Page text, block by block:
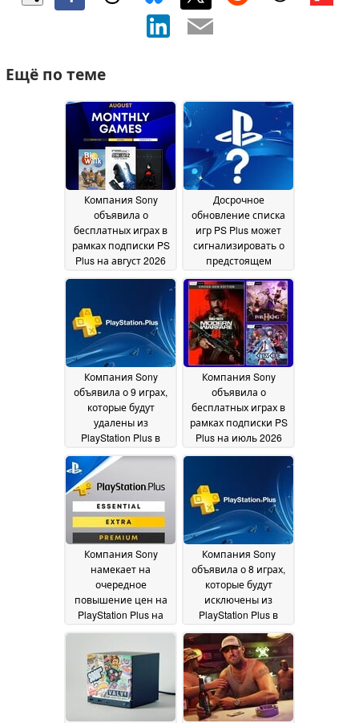
Ещё по теме
Компания Sony
объявила о
бесплатных играх в
рамках подписки PS
Plus на август 2026
года29 July 2026
Досрочное
обновление списка
игр PS Plus может
сигнализировать о
предстоящем
выпуске PlayStation
State of Play или
новостях,
касающихся дисков
для PS529 July 2026
Компания Sony
объявила о 9 играх,
которые будут
удалены из
PlayStation Plus в
августе 2026 года26
July 2026
Компания Sony
объявила о
бесплатных играх в
рамках подписки PS
Plus на июль 2026
года02 July 2026
Компания Sony
намекает на
очередное
повышение цен на
PlayStation Plus на
фоне замедления
PS501 July 2026
Компания Sony
объявила о 8 играх,
которые будут
исключены из
PlayStation Plus в
июле 2026 года29
June 2026